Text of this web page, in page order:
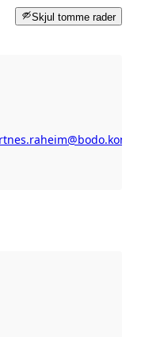
Skjul tomme rader